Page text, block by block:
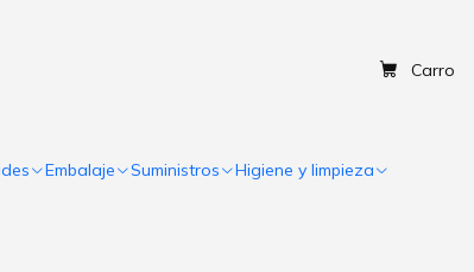
Carro
Embalaje Suministros Higiene y limpieza